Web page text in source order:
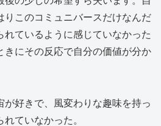
りこのコミュニバースだけなんだ
れているように感じていなかった
きにその反応で自分の価値が分か
が好きで、風変わりな趣味を持っ
ていなかった。